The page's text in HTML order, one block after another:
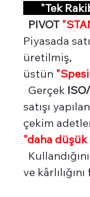
"Tek
PIVOT
Piyasada
üretilmiş,
üstün
Gerçek
satışı
çekim
"daha
ve